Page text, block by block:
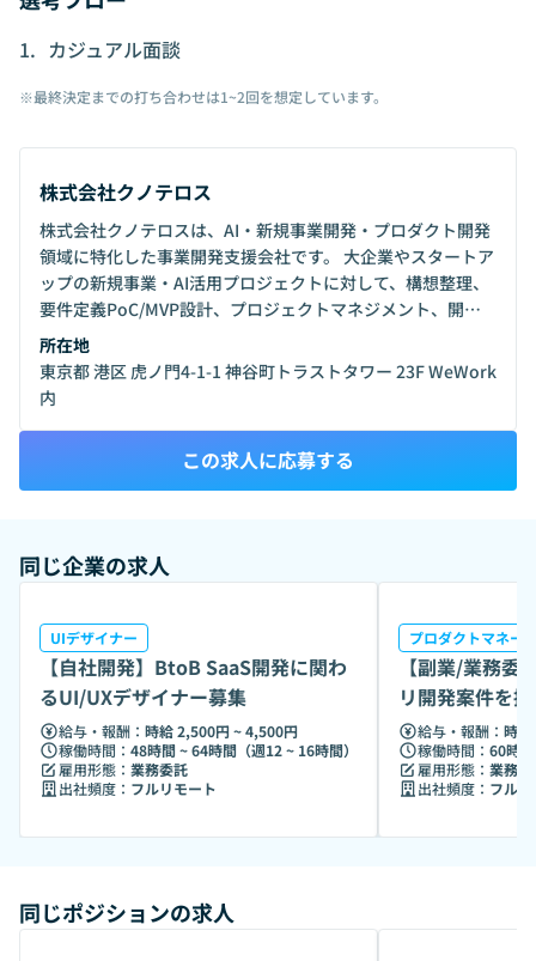
関係を作っていきたいと考えています。 まだ
わりにとどまらず、今後の事業づくりやチー
カジュアル面談
※最終決定までの打ち合わせは1~2回を想定しています。
株式会社クノテロス
株式会社クノテロスは、AI・新規事業開発・プロダクト開発
領域に特化した事業開発支援会社です。 大企業やスタートア
ップの新規事業・AI活用プロジェクトに対して、構想整理、
要件定義PoC/MVP設計、プロジェクトマネジメント、開発
体制構築までを伴走しています。 特徴は、単なるコンサルテ
ィングや開発請負ではなく、事業側と開発側の間に入り、曖
昧な構想を実際に動くプロダクトや検証プロジェクトへ落と
し込むことです。 現在は、AIを活用した業務アプリケーショ
善ツールなど、複数のプロダクト開発案件に関わっていま
す。 今後は、AI・新規事業開発支援で得た知見をもとに、自
の立ち上げにも関われる環境を作っていきたいと考えていま
所在地
東京都 港区 虎ノ門4-1-1 神谷町トラストタワー 23F WeWork
内
この求人に応募する
同じ企業の求人
UIデザイナー
【自社開発】BtoB SaaS開発に関わ
るUI/UXデザイナー募集
給与・報酬： 時給 2,500円 ~ 4,500円
稼働時間： 48時間 ~ 64時間（週12 ~ 16時間）
雇用形態： 業務委託
出社頻度： フルリモート
プロダクトマネー
【副業/業務委
リ開発案件を
給与・報酬： 時
稼働時間： 60時
雇用形態： 業務委
出社頻度： フル
同じポジションの求人